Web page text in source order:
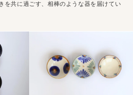
を共に過ごす、相棒のような器を届けてい